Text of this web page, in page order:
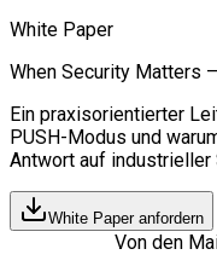
White Paper
When Security Matters
Ein praxisorientierter
PUSH-Modus und
Antwort auf industrieller
White Paper anfordern
Von den